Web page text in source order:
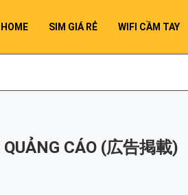
HOME SIM GIÁ RẺ WIFI CẦM TAY
CÁO (広告掲載)